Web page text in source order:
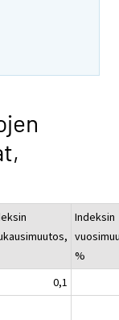
Indeksin
%
0,1